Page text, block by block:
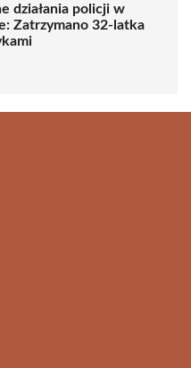
działania policji w
Zatrzymano 32-latka